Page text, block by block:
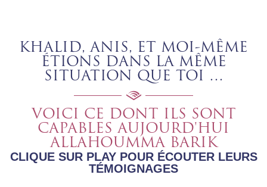
KHALID, ANIS, ET MOI-MÊME
ÉTIONS DANS LA MÊME
SITUATION QUE TOI …
VOICI CE DONT ILS SONT
CAPABLES AUJOURD'HUI
ALLAHOUMMA BARIK
CLIQUE SUR PLAY POUR ÉCOUTER LEURS
TÉMOIGNAGES